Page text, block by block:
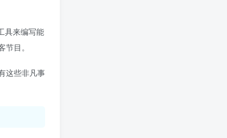
具来编写能
目。
这些非凡事